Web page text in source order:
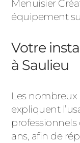
Menuisier
équipement
Votre
à Saulieu
Les
expliquent
ans, afin de